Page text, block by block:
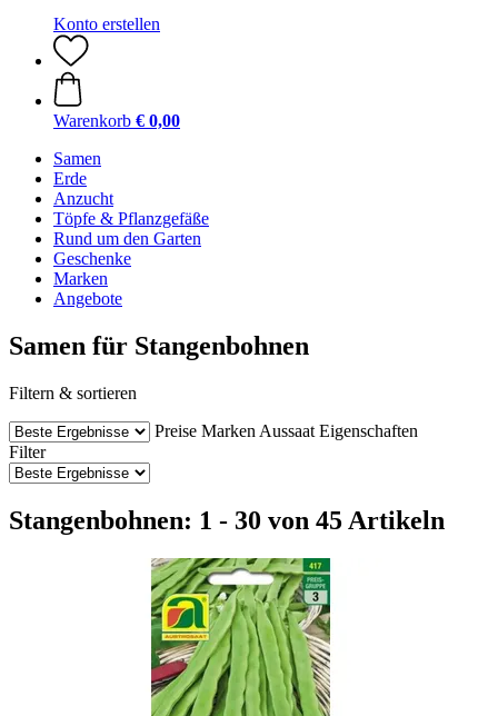
Konto erstellen
Warenkorb € 0,00
Samen
Erde
Anzucht
Töpfe & Pflanzgefäße
Rund um den Garten
Geschenke
Marken
Angebote
Samen für Stangenbohnen
Filtern & sortieren
Preise Marken Aussaat Eigenschaften
Filter
Stangenbohnen: 1 - 30 von 45 Artikeln